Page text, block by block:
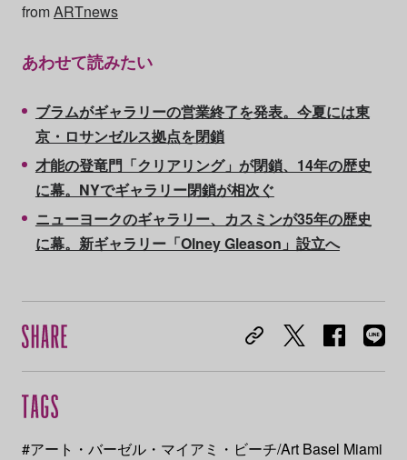
fromARTnews
あわせて読みたい
ブラムがギャラリーの営業終了を発表。今夏には東
京・ロサンゼルス拠点を閉鎖
才能の登竜門「クリアリング」が閉鎖、14年の歴史
に幕。NYでギャラリー閉鎖が相次ぐ
ニューヨークのギャラリー、カスミンが35年の歴史
に幕。新ギャラリー「Olney Gleason」設立へ
#アート・バーゼル・マイアミ・ビーチ/Art Basel Miami